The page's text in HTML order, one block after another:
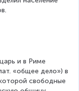
и в Риме
«общее дело») в
свободные